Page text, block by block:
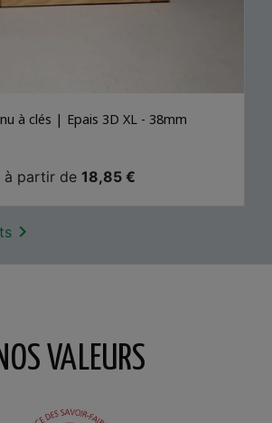
à clés | Epais 3D XL - 38mm
Prix
à partir de 18,85 €

VALEURS